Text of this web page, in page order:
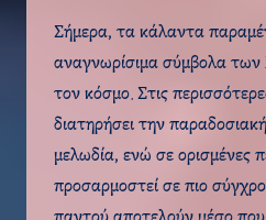
Σήμερα, τα κάλαντα
αναγνωρίσιμα σύμβολα
τον κόσμο. Στις
διατηρήσει την
μελωδία, ενώ σε ορισμένες
προσαρμοστεί σε πιο